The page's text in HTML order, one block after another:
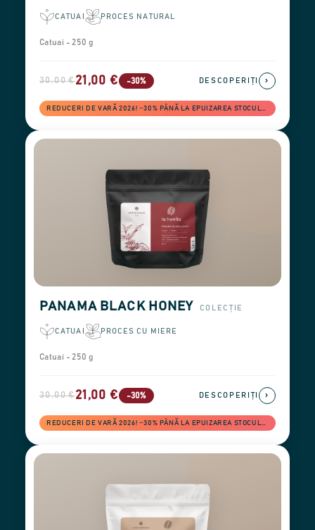
CATUAI PROCES NATURAL
Catuai - 250 g
30,00 €21,00 € -30%
REDUCERI DE VARĂ 2026! −30% PÂNĂ LA EPUIZAREA STOCULUI
DESCOPERIȚI ›
PANAMA BLACK HONEY COLECȚIE
CATUAI PROCES CU MIERE
Catuai - 250 g
30,00 €21,00 € -30%
REDUCERI DE VARĂ 2026! −30% PÂNĂ LA EPUIZAREA STOCULUI
DESCOPERIȚI ›